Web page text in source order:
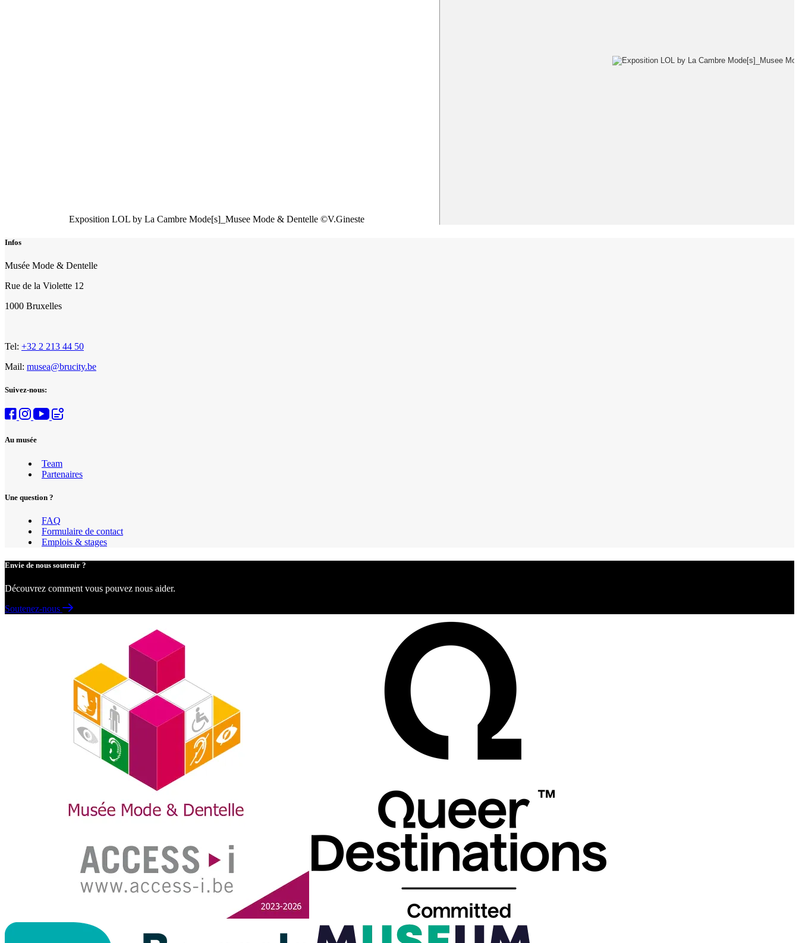
Exposition LOL by La Cambre Mode[s]_Musee Mode & Dentelle ©V.Gineste
Infos
Musée Mode & Dentelle
Rue de la Violette 12
1000 Bruxelles
Tel: +32 2 213 44 50
Mail: musea@brucity.be
Suivez-nous:
Au musée
Team
Partenaires
Une question ?
FAQ
Formulaire de contact
Emplois & stages
Envie de nous soutenir ?
Découvrez comment vous pouvez nous aider.
Soutenez-nous